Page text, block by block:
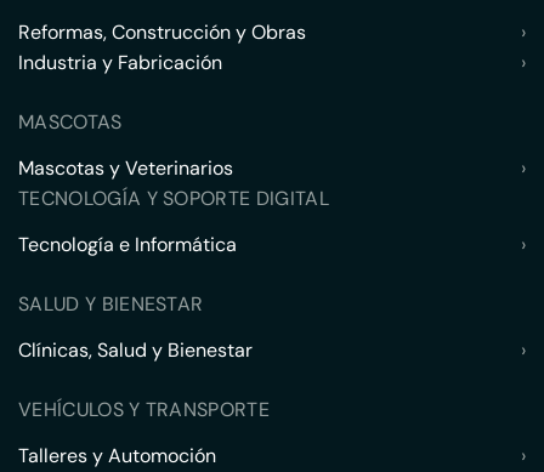
Reformas, Construcción y Obras
›
Industria y Fabricación
›
MASCOTAS
Mascotas y Veterinarios
›
TECNOLOGÍA Y SOPORTE DIGITAL
Tecnología e Informática
›
SALUD Y BIENESTAR
Clínicas, Salud y Bienestar
›
VEHÍCULOS Y TRANSPORTE
Talleres y Automoción
›